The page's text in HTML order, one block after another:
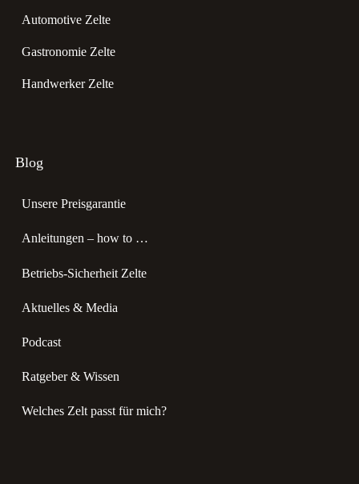
Automotive Zelte
Gastronomie Zelte
Handwerker Zelte
Blog
Unsere Preisgarantie
Anleitungen – how to …
Betriebs-Sicherheit Zelte
Aktuelles & Media
Podcast
Ratgeber & Wissen
Welches Zelt passt für mich?